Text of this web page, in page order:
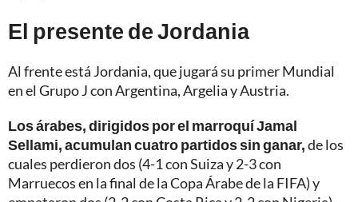
El presente de Jordania
Al frente está Jordania, que jugará su primer Mundial
en el Grupo J con Argentina, Argelia y Austria.
Los árabes, dirigidos por el marroquí Jamal
Sellami, acumulan cuatro partidos sin ganar,de los
cuales perdieron dos (4-1 con Suiza y 2-3 con
Marruecos en la final de la Copa Árabe de la FIFA) y